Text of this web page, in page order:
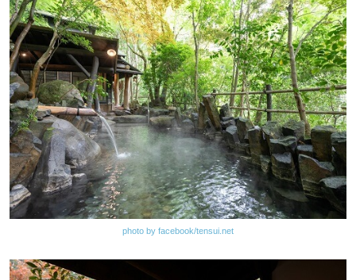
photo by facebook/tensui.net